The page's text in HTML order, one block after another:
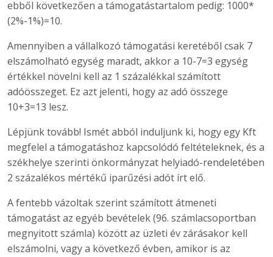
ebből következően a támogatástartalom pedig: 1000*
(2%-1%)=10.
Amennyiben a vállalkozó támogatási keretéből csak 7
elszámolható egység maradt, akkor a 10-7=3 egység
értékkel növelni kell az 1 százalékkal számított
adóösszeget. Ez azt jelenti, hogy az adó összege
10+3=13 lesz.
Lépjünk tovább! Ismét abból induljunk ki, hogy egy Kft
megfelel a támogatáshoz kapcsolódó feltételeknek, és a
székhelye szerinti önkormányzat helyiadó-rendeletében
2 százalékos mértékű iparűzési adót írt elő.
A fentebb vázoltak szerint számított átmeneti
támogatást az egyéb bevételek (96. számlacsoportban
megnyitott számla) között az üzleti év zárásakor kell
elszámolni, vagy a következő évben, amikor is az